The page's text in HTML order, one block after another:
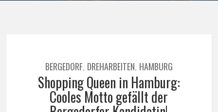
BERGEDORF, DREHARBEITEN, HAMBURG
Shopping Queen in Hamburg:
Cooles Motto gefällt der